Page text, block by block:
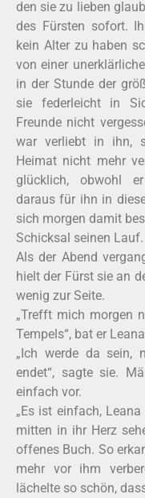
den sie zu lieben
des Fürsten sofort.
kein Alter zu haben
von einer
in der Stunde der
sie federleicht in
Freunde nicht
war verliebt in ihn,
Heimat nicht mehr
glücklich, obwohl
daraus für ihn in
sich morgen damit
Schicksal seinen Lauf.
Als der Abend
hielt der Fürst sie an
wenig zur Seite.
„Trefft mich morgen
Tempels“, bat er
„Ich werde da sein,
endet“, sagte sie.
einfach vor.
„Es ist einfach,
mitten in ihr Herz
offenes Buch. So
mehr vor ihm
lächelte so schön,